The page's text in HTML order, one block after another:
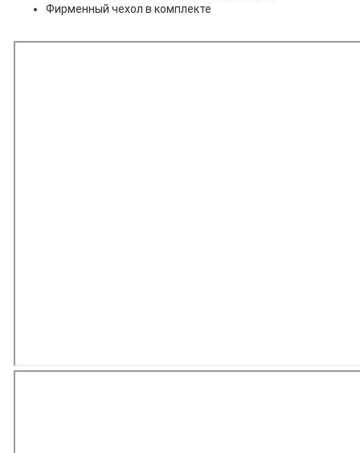
Фирменный чехол в комплекте